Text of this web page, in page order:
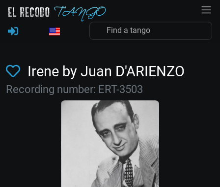
Irene by Juan D'ARIENZO
Recording number: ERT-3503